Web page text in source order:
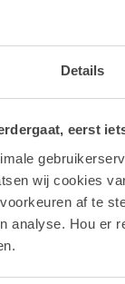
Details
eerst
wij cookies
af te
analyse. Hou er
tussen 15 en 18
verwerkt waar ook
geschikt voor